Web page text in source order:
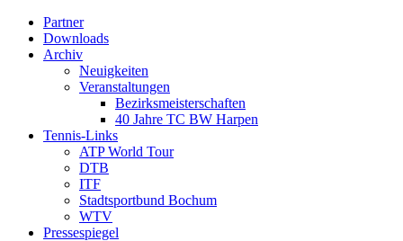
Partner
Downloads
Archiv
Neuigkeiten
Veranstaltungen
Bezirksmeisterschaften
40 Jahre TC BW Harpen
Tennis-Links
ATP World Tour
DTB
ITF
Stadtsportbund Bochum
WTV
Pressespiegel